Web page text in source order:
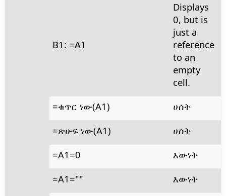
B1: =A1
Displays
0, but is
just a
reference
to an
empty
cell.
=ቁጥር ነው(A1)
ሀሰት
=ጽሁፍ ነው(A1)
ሀሰት
=A1=0
እውነት
=A1=""
እውነት